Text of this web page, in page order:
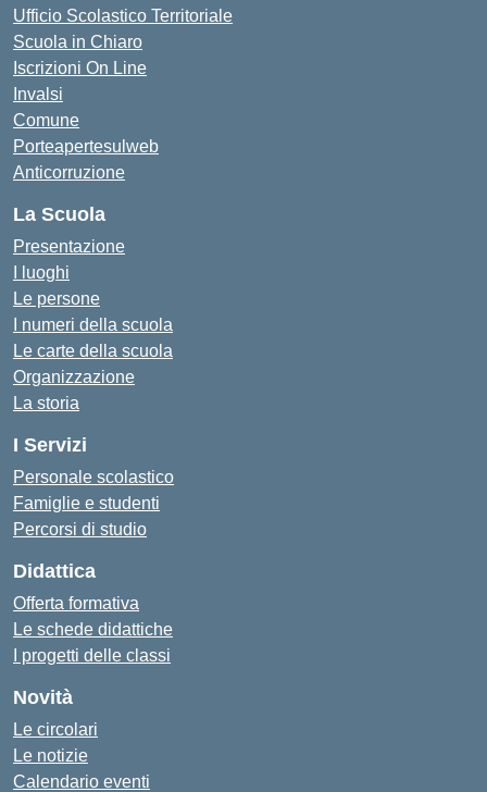
Ufficio Scolastico Territoriale
Scuola in Chiaro
Iscrizioni On Line
Invalsi
Comune
Porteapertesulweb
Anticorruzione
La Scuola
Presentazione
I luoghi
Le persone
I numeri della scuola
Le carte della scuola
Organizzazione
La storia
I Servizi
Personale scolastico
Famiglie e studenti
Percorsi di studio
Didattica
Offerta formativa
Le schede didattiche
I progetti delle classi
Novità
Le circolari
Le notizie
Calendario eventi